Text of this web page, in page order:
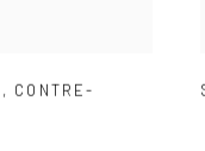
, CONTRE-